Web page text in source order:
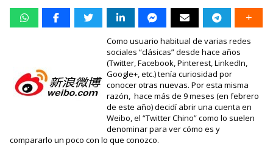
Como usuario habitual de varias redes
sociales “clásicas” desde hace años
(Twitter, Facebook, Pinterest, LinkedIn,
Google+, etc.) tenía curiosidad por
conocer otras nuevas. Por esta misma
razón, hace más de 9 meses (en febrero
de este año) decidí abrir una cuenta en
Weibo, el “Twitter Chino” como lo suelen
denominar para ver cómo es y
compararlo un poco con lo que conozco.